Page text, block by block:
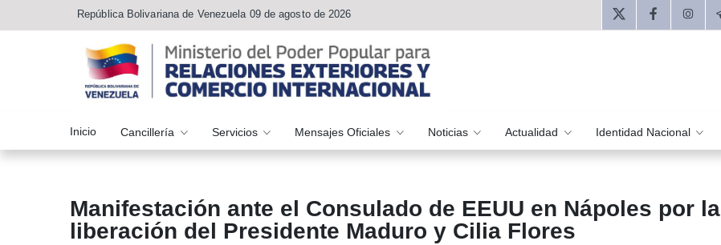
República Bolivariana de Venezuela 09 de agosto de 2026
Inicio Cancillería Servicios Mensajes Oficiales Noticias Actualidad Identidad Nacional
Manifestación ante el Consulado de EEUU en Nápoles por la
liberación del Presidente Maduro y Cilia Flores